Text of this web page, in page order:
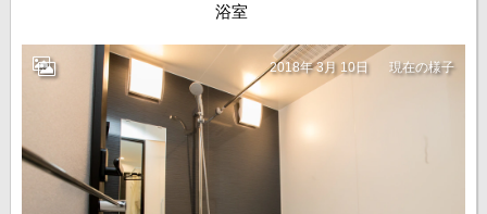
浴室
2018年 3月 10日 現在の様子